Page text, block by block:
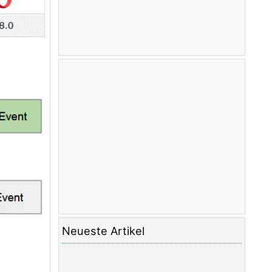
Schlüsselwort void in JavaScript
Collection
Das Verständnis über JavaScript
Iterable und Iterator
Neueste Artikel